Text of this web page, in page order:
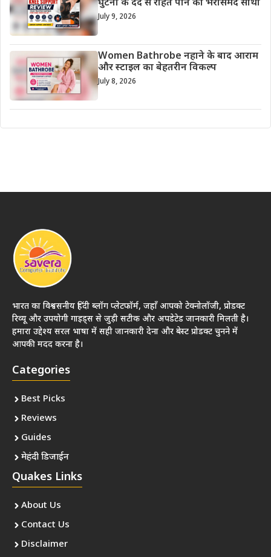
घुटनों के दर्द से राहत पाने का भरोसेमंद साथी
July 9, 2026
Women Bathrobe नहाने के बाद आराम
और स्टाइल का बेहतरीन विकल्प
July 8, 2026
भारत का विश्वसनीय हिंदी ब्लॉग प्लेटफॉर्म, जहाँ आपको टेक्नोलॉजी, प्रोडक्ट
रिव्यू और उपयोगी गाइड्स से जुड़ी सटीक और अपडेटेड जानकारी मिलती है।
हमारा उद्देश्य सरल भाषा में सही जानकारी देना और बेस्ट प्रोडक्ट चुनने में
आपकी मदद करना है।
Categories
Best Picks
Reviews
Guides
मेहंदी डिजाईन
Quakes Links
About Us
Contact Us
Disclaimer